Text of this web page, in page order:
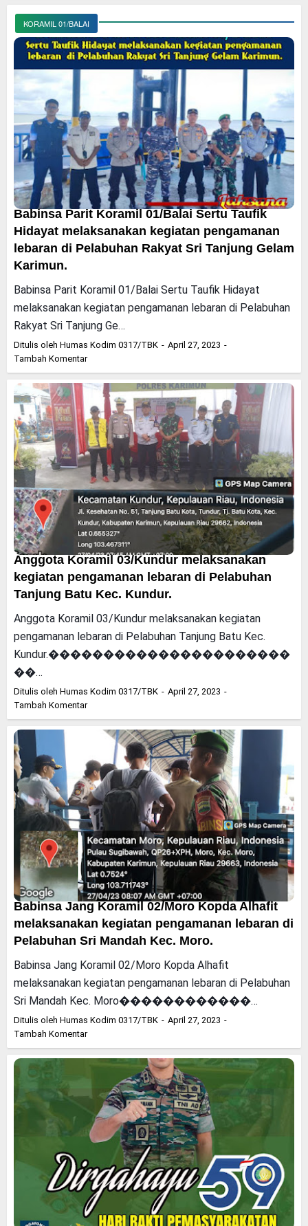
KORAMIL 01/BALAI
Babinsa Parit Koramil 01/Balai Sertu Taufik
Hidayat melaksanakan kegiatan pengamanan
lebaran di Pelabuhan Rakyat Sri Tanjung Gelam
Karimun.
Babinsa Parit Koramil 01/Balai Sertu Taufik Hidayat
melaksanakan kegiatan pengamanan lebaran di Pelabuhan
Rakyat Sri Tanjung Ge…
Ditulis oleh Humas Kodim 0317/TBK
April 27, 2023
Tambah Komentar
Anggota Koramil 03/Kundur melaksanakan
kegiatan pengamanan lebaran di Pelabuhan
Tanjung Batu Kec. Kundur.
Anggota Koramil 03/Kundur melaksanakan kegiatan
pengamanan lebaran di Pelabuhan Tanjung Batu Kec.
Kundur.����������������������
��…
Ditulis oleh Humas Kodim 0317/TBK
April 27, 2023
Tambah Komentar
Babinsa Jang Koramil 02/Moro Kopda Alhafit
melaksanakan kegiatan pengamanan lebaran di
Pelabuhan Sri Mandah Kec. Moro.
Babinsa Jang Koramil 02/Moro Kopda Alhafit
melaksanakan kegiatan pengamanan lebaran di Pelabuhan
Sri Mandah Kec. Moro������������…
Ditulis oleh Humas Kodim 0317/TBK
April 27, 2023
Tambah Komentar